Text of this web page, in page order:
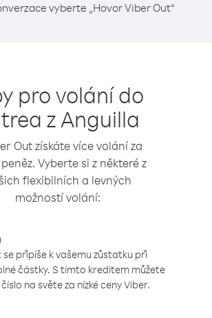
vyberte „Hovor Viber Out“
pro volání do
z Anguilla
Out získáte více volání za
Vyberte si z některé z
flexibilních a levných
možností volání:
připíše k vašemu zůstatku při
částky. S tímto kreditem můžete
na světe za nízké ceny Viber.